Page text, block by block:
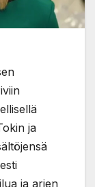
ja
ja arjen